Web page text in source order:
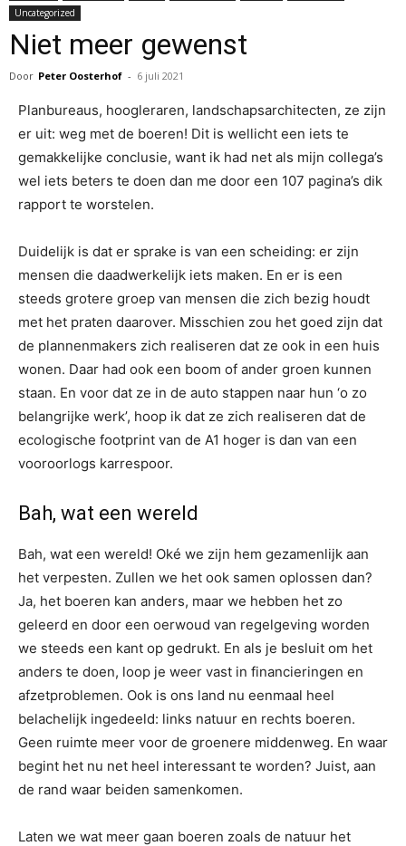
Uncategorized
Niet meer gewenst
Door Peter Oosterhof - 6 juli 2021
Planbureaus, hoogleraren, landschapsarchitecten, ze zijn
er uit: weg met de boeren! Dit is wellicht een iets te
gemakkelijke conclusie, want ik had net als mijn collega’s
wel iets beters te doen dan me door een 107 pagina’s dik
rapport te worstelen.
Duidelijk is dat er sprake is van een scheiding: er zijn
mensen die daadwerkelijk iets maken. En er is een
steeds grotere groep van mensen die zich bezig houdt
met het praten daarover. Misschien zou het goed zijn dat
de plannenmakers zich realiseren dat ze ook in een huis
wonen. Daar had ook een boom of ander groen kunnen
staan. En voor dat ze in de auto stappen naar hun ‘o zo
belangrijke werk’, hoop ik dat ze zich realiseren dat de
ecologische footprint van de A1 hoger is dan van een
vooroorlogs karrespoor.
Bah, wat een wereld
Bah, wat een wereld! Oké we zijn hem gezamenlijk aan
het verpesten. Zullen we het ook samen oplossen dan?
Ja, het boeren kan anders, maar we hebben het zo
geleerd en door een oerwoud van regelgeving worden
we steeds een kant op gedrukt. En als je besluit om het
anders te doen, loop je weer vast in financieringen en
afzetproblemen. Ook is ons land nu eenmaal heel
belachelijk ingedeeld: links natuur en rechts boeren.
Geen ruimte meer voor de groenere middenweg. En waar
begint het nu net heel interessant te worden? Juist, aan
de rand waar beiden samenkomen.
Laten we wat meer gaan boeren zoals de natuur het